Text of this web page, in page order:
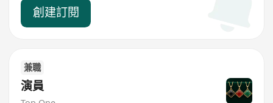
創建訂閱
兼職
演員